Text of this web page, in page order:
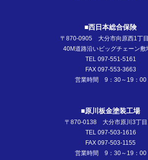
■西日本総合保険
〒870-0905 大分市向原西1丁
40M道路沿いビッグチェーン敷
TEL 097-551-5161
FAX 097-553-3663
営業時間 9：30～19：00
■原川板金塗装工場
〒870-0138 大分市原川3丁目
TEL 097-503-1616
FAX 097-503-1155
営業時間 9：30～19：00